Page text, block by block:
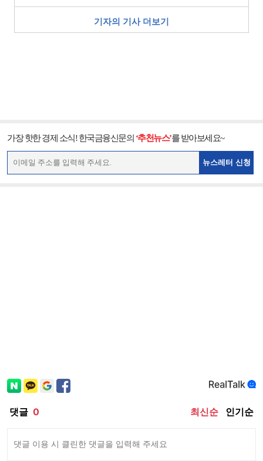
기자의 기사 더보기
가장 핫한 경제 소식! 한국금융신문의 ‘추천뉴스’를 받아보세요~
뉴스레터 신청